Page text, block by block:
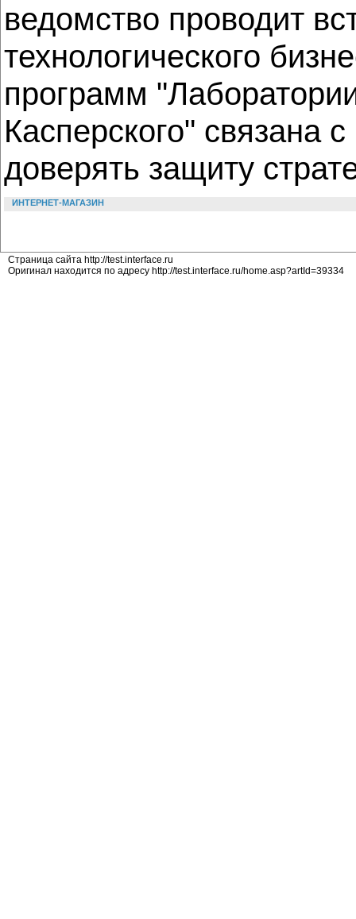
ведомство проводит
технологического
программ
Касперского" связана
доверять защиту
ИНТЕРНЕТ-МАГАЗИН
Страница сайта http://test.interface.ru
Оригинал находится по адресу http://test.interface.ru/home.asp?artId=39334